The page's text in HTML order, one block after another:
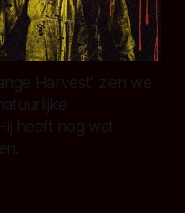
Harvest’ zien we
heeft nog wat